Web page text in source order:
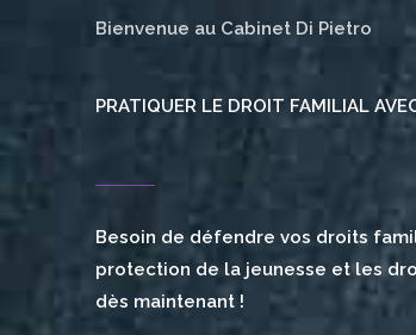
Bienvenue au Cabinet Di Pietro
PRATIQUER LE DROIT FAMILIAL
Besoin de défendre vos droits
protection de la jeunesse et les
dès maintenant !